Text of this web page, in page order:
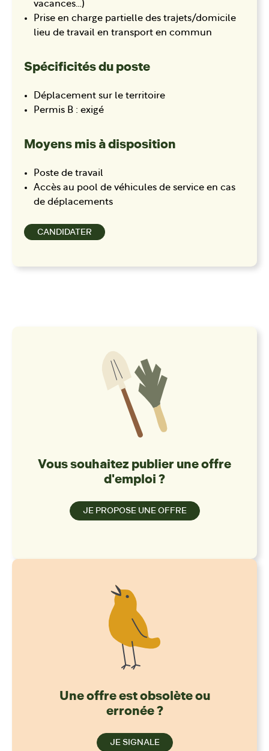
vacances…)
Prise en charge partielle des trajets/domicile
lieu de travail en transport en commun
Spécificités du poste
Déplacement sur le territoire
Permis B : exigé
Moyens mis à disposition
Poste de travail
Accès au pool de véhicules de service en cas
de déplacements
CANDIDATER
Vous souhaitez publier une offre
d'emploi ?
JE PROPOSE UNE OFFRE
Une offre est obsolète ou
erronée ?
JE SIGNALE